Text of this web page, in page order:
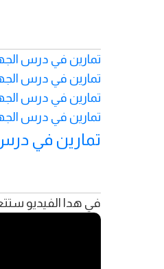
تمارين في درس
تمارين في درس
تمارين في درس
تمارين في درس
تمارين في
في هدا الفيديو